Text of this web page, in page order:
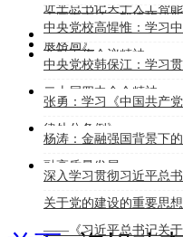
近平总书记关于人工智
重要论述
大国内市场，加快构建
展格局》
中央党校高惺惟：学习
金融工作会议精神
中央党校韩保江：学习
二十届四中全会精神
张勇：学习《中国共产
律处分条例》
杨涛：金融强国背景下
融高质量发展
深入学习贯彻习近平总
关于党的建设的重要思想
——《习近平总书记关